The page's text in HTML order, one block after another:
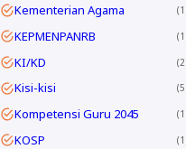
Kementerian Agama 1
KEPMENPANRB 1
KI/KD 2
Kisi-kisi 5
Kompetensi Guru 2045 1
KOSP 1